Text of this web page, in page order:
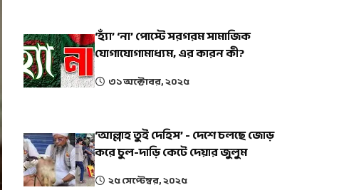
‘হ্যাঁ’ ‘না’ পোস্টে সরগরম সামাজিক
যোগাযোগামাধ্যম, এর কারন কী?
৩১ অক্টোবর, ২০২৫
‘আল্লাহ তুই দেহিস’ - দেশে চলছে জোড়
করে চুল-দাড়ি কেটে দেয়ার জুলুম
২৫ সেপ্টেম্বর, ২০২৫